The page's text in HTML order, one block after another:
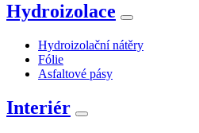
Hydroizolace
Hydroizolační nátěry
Fólie
Asfaltové pásy
Interiér